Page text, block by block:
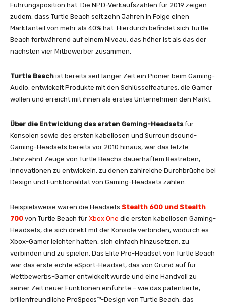
Führungsposition hat. Die NPD-Verkaufszahlen für 2019 zeigen
zudem, dass Turtle Beach seit zehn Jahren in Folge einen
Marktanteil von mehr als 40% hat. Hierdurch befindet sich Turtle
Beach fortwährend auf einem Niveau, das höher ist als das der
nächsten vier Mitbewerber zusammen.
Turtle Beach ist bereits seit langer Zeit ein Pionier beim Gaming-
Audio, entwickelt Produkte mit den Schlüsselfeatures, die Gamer
wollen und erreicht mit ihnen als erstes Unternehmen den Markt.
Über die Entwicklung des ersten Gaming-Headsetsfür
Konsolen sowie des ersten kabellosen und Surroundsound-
Gaming-Headsets bereits vor 2010 hinaus, war das letzte
Jahrzehnt Zeuge von Turtle Beachs dauerhaftem Bestreben,
Innovationen zu entwickeln, zu denen zahlreiche Durchbrüche bei
Design und Funktionalität von Gaming-Headsets zählen.
Beispielsweise waren die Headsets Stealth 600 und Stealth
700 von Turtle Beach für Xbox One die ersten kabellosen Gaming-
Headsets, die sich direkt mit der Konsole verbinden, wodurch es
Xbox-Gamer leichter hatten, sich einfach hinzusetzen, zu
verbinden und zu spielen. Das Elite Pro-Headset von Turtle Beach
war das erste echte eSport-Headset, das von Grund auf für
Wettbewerbs-Gamer entwickelt wurde und eine Handvoll zu
seiner Zeit neuer Funktionen einführte – wie das patentierte,
brillenfreundliche ProSpecs™-Design von Turtle Beach, das